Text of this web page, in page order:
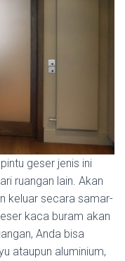
geser jenis ini
ruangan lain. Akan
keluar secara samar-
kaca buram akan
Anda bisa
ataupun aluminium,